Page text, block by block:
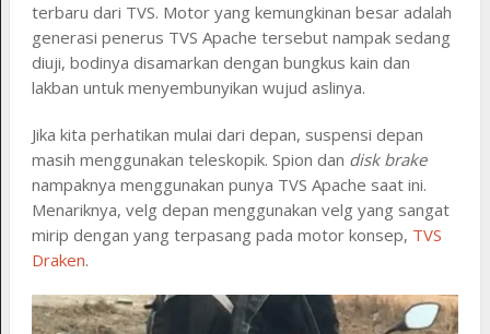
terbaru dari TVS. Motor yang kemungkinan besar adalah
generasi penerus TVS Apache tersebut nampak sedang
diuji, bodinya disamarkan dengan bungkus kain dan
lakban untuk menyembunyikan wujud aslinya.
Jika kita perhatikan mulai dari depan, suspensi depan
masih menggunakan teleskopik. Spion dan disk brake
nampaknya menggunakan punya TVS Apache saat ini.
Menariknya, velg depan menggunakan velg yang sangat
mirip dengan yang terpasang pada motor konsep, TVS
Draken.